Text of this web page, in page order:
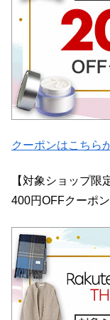
クーポンはこちら
【対象ショップ
400円OFFクーポ